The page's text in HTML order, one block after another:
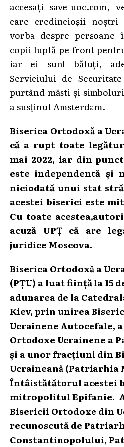
accesați save-uoc.com,
care credincioșii noștri
vorba despre persoane
copii luptă pe front
iar ei sunt bătuți,
Serviciului de
purtând măști și
a susținut Amsterdam.
Biserica Ortodoxă a
că a rupt toate
mai 2022, iar din
este independentă și
niciodată unui stat
acestei biserici este
Cu toate
acuză UPȚ că are
juridice Moscova.
Biserica Ortodoxă a
(PȚU) a luat ființă la 15
adunarea de la
Kiev, prin unirea
Ucrainene Autocefale,
Ortodoxe Ucrainene a
și a unor fracțiuni din
Ucraineană (Patriarhia
Întâistătătorul acestei
mitropolitul Epifanie.
Bisericii Ortodoxe din
recunoscută de
Constantinopolului,